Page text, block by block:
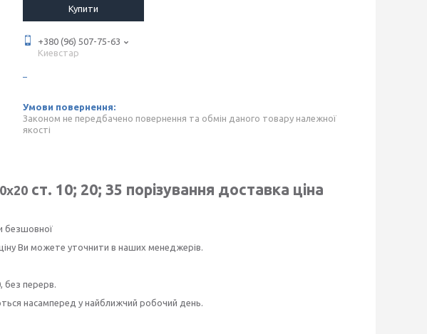
Купити
+380 (96) 507-75-63
Киевстар
Законом не передбачено повернення та обмін даного товару належної
якості
ст. 10; 20; 35 порізування доставка ціна
безшовної
Ви можете уточнити в наших менеджерів.
без перерв.
насамперед у найближчий робочий день.